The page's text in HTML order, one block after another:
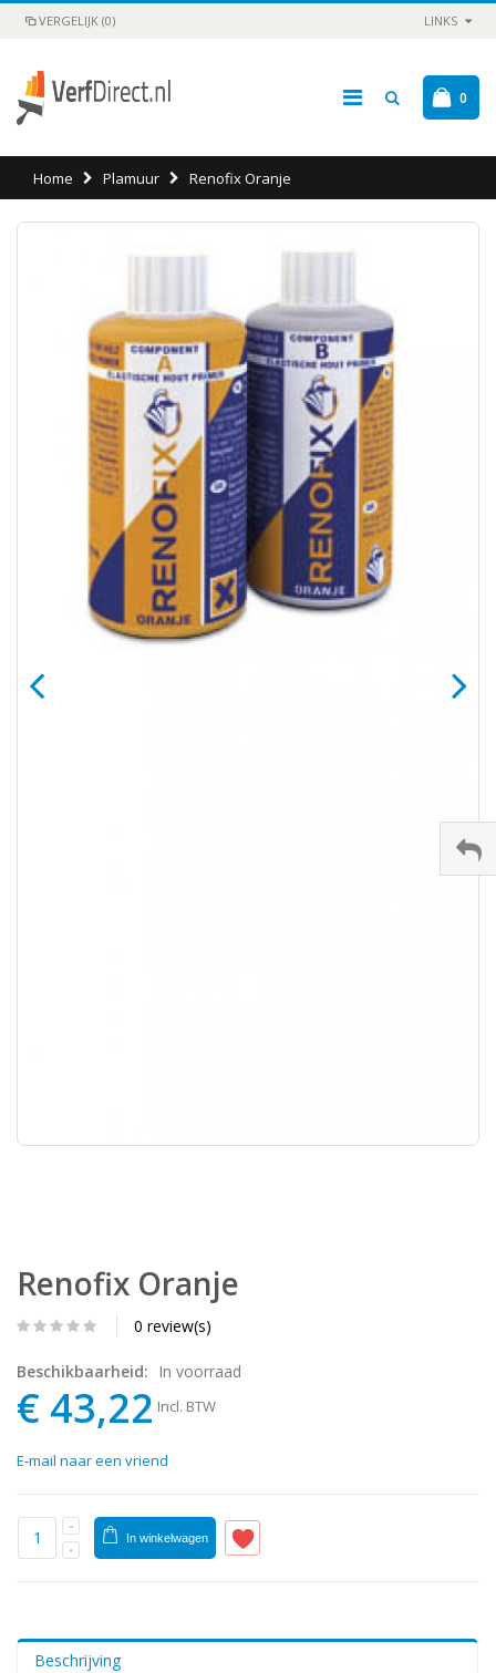
VERGELIJK (0) LINKS
0
Home Plamuur Renofix Oranje
Renofix Oranje
0 review(s)
Beschikbaarheid: In voorraad
€ 43,22 Incl. BTW
E-mail naar een vriend
In winkelwagen
Beschrijving